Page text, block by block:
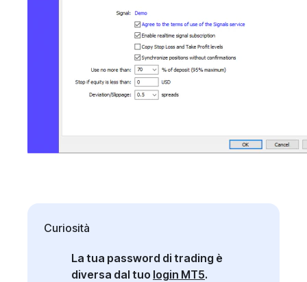
La tua password di trading è
diversa dal tuo login MT5.
Curiosità